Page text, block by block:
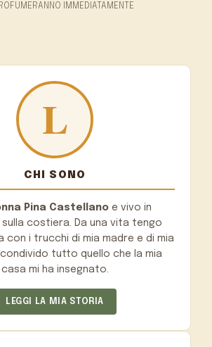
IMMEDIATAMENTE
CHI SONO
Pina Castellano e vivo in
sulla costiera. Da una vita tengo
con i trucchi di mia madre e di mia
condivido tutto quello che la mia
casa mi ha insegnato.
LEGGI LA MIA STORIA